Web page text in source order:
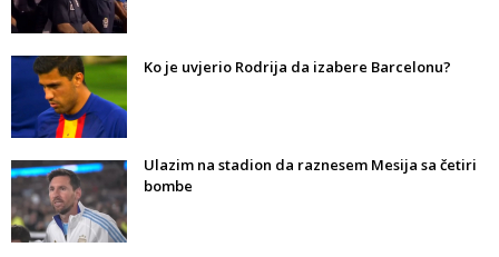
Ko je uvjerio Rodrija da izabere Barcelonu?
Ulazim na stadion da raznesem Mesija sa četiri
bombe